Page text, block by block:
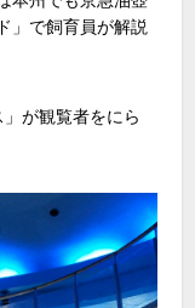
」で飼育員が解説
が観覧者をにら